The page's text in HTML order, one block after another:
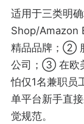
适用于三类明
Shop/Amazon
精品品牌；②
公司；③ 在欧
怕仅1名兼职员
单平台新手直
觉规范。